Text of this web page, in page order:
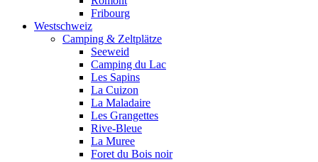
Fribourg
Westschweiz
Camping & Zeltplätze
Seeweid
Camping du Lac
Les Sapins
La Cuizon
La Maladaire
Les Grangettes
Rive-Bleue
La Muree
Foret du Bois noir